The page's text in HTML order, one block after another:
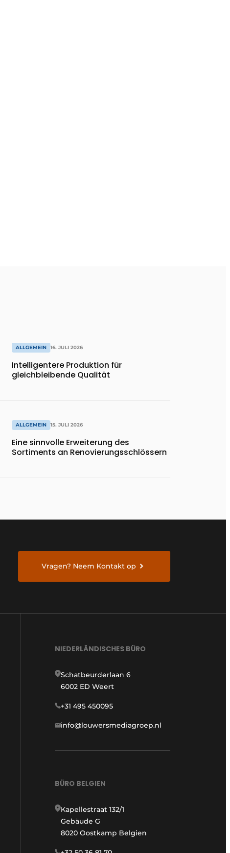
ALLGEMEIN 16. JULI 2026
Intelligentere Produktion für
gleichbleibende Qualität
ALLGEMEIN 15. JULI 2026
Eine sinnvolle Erweiterung des
Sortiments an Renovierungsschlössern
Vragen? Neem Kontakt op
NIEDERLÄNDISCHES BÜRO
Schatbeurderlaan 6
6002 ED Weert
+31 495 450095
info@louwersmediagroep.nl
BÜRO BELGIEN
Kapellestraat 132/1
Gebäude G
8020 Oostkamp Belgien